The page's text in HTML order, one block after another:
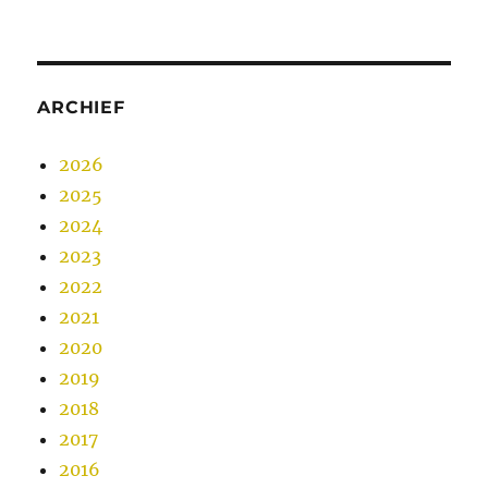
ARCHIEF
2026
2025
2024
2023
2022
2021
2020
2019
2018
2017
2016